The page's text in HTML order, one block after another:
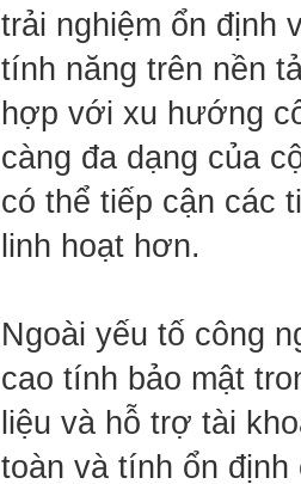
trải nghiệm ổn định
tính năng trên nền
hợp với xu hướng
càng đa dạng của
có thể tiếp cận các
linh hoạt hơn.
Ngoài yếu tố công
cao tính bảo mật
liệu và hỗ trợ tài
toàn và tính ổn